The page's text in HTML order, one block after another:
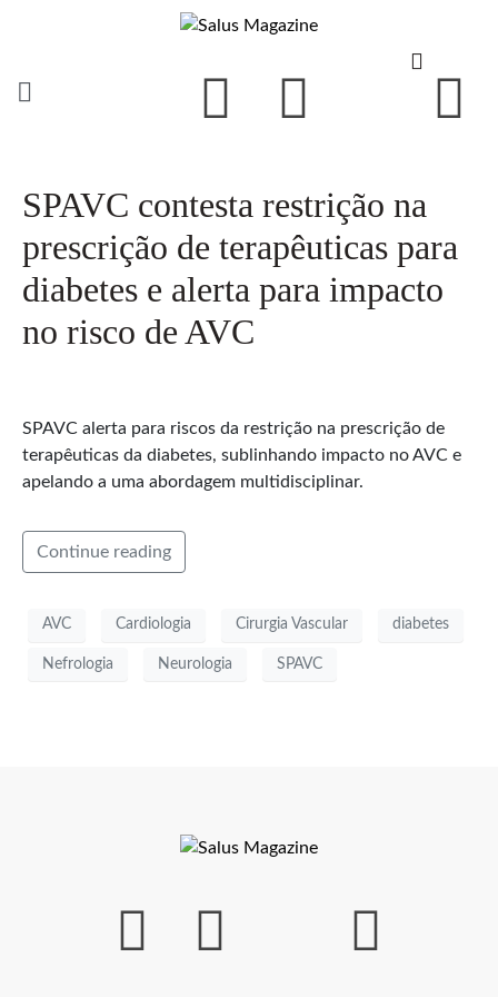
SPAVC contesta restrição na
prescrição de terapêuticas para
diabetes e alerta para impacto
no risco de AVC
SPAVC alerta para riscos da restrição na prescrição de
terapêuticas da diabetes, sublinhando impacto no AVC e
apelando a uma abordagem multidisciplinar.
Continue reading
AVC Cardiologia Cirurgia Vascular diabetes
Nefrologia Neurologia SPAVC